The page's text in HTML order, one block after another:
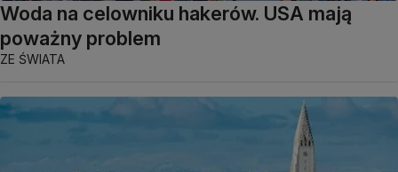
Woda na celowniku hakerów. USA mają
poważny problem
ZE ŚWIATA